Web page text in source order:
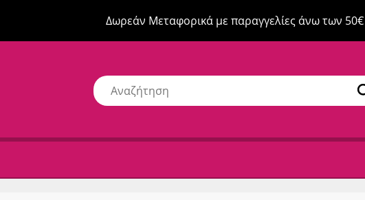
Δωρεάν Μεταφορικά με παραγγελίες άνω των 50€